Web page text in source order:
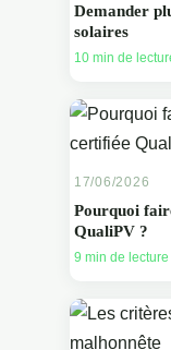
Demander
solaires
10 min de
17/06/2026
Pourquoi
QualiPV ?
9 min de